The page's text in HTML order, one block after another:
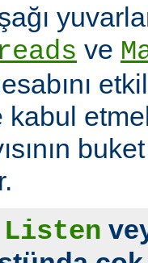
ve
kabul
buket
Listen